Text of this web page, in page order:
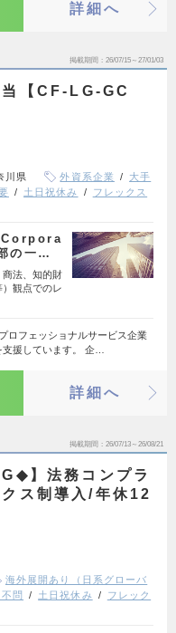
詳細へ
掲載期間 26/07/15～27/01/03
当【CF-LG-GC
川県 外資系企業
大手
土日祝休み
フレックス
の一…
法、知的財
観点でのレ
ロフェッショナルサービス企業
援しています。 企…
詳細へ
掲載期間 26/07/13～26/08/21
】法務コンプラ
ス制導入/年休12
海外展開あり（日系グローバ
問 土日祝休み
フレック